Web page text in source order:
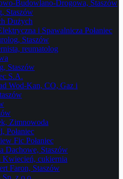
Budowlano-Drogowa, Staszów
Staszów
Dużych
i Spawalnicza Połaniec
Staszów
reumatolog
Staszów
S.A.
Wod-Kan, CO, Gaz i
Zimnowoda
Połaniec
Fic Połaniec
Dachowe, Staszów
Kwiecień, cukiernia
Faron, Staszów
z o.o.